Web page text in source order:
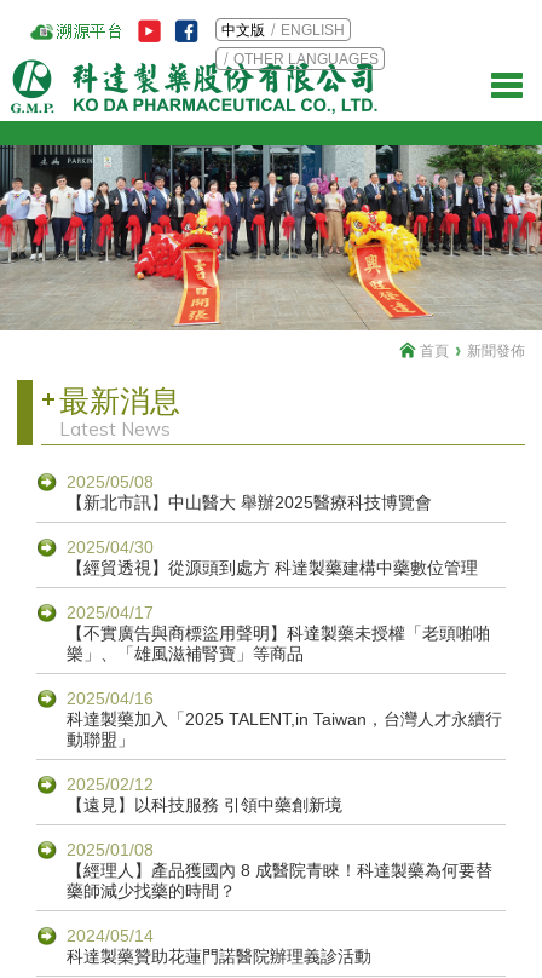
中文版
ENGLISH
OTHER LANGUAGES
最新消息
Latest News
首頁 新聞發佈
2025/05/08
【新北市訊】中山醫大 舉辦2025醫療科技博覽會
2025/04/30
【經貿透視】從源頭到處方 科達製藥建構中藥數位管理
2025/04/17
【不實廣告與商標盜用聲明】科達製藥未授權「老頭啪啪
樂」、「雄風滋補腎寶」等商品
2025/04/16
科達製藥加入「2025 TALENT,in Taiwan，台灣人才永續行
動聯盟」
2025/02/12
【遠見】以科技服務 引領中藥創新境
2025/01/08
【經理人】產品獲國內 8 成醫院青睞！科達製藥為何要替
藥師減少找藥的時間？
2024/05/14
科達製藥贊助花蓮門諾醫院辦理義診活動